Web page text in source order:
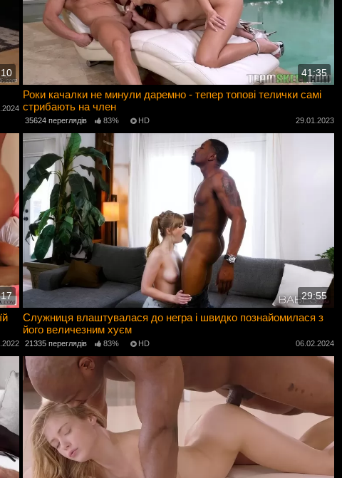
41:35
Роки качалки не минули даремно - тепер топові телички самі
стрибають на член
35624 переглядів 83% HD 29.01.2023
29:55
Служниця влаштувалася до негра і швидко познайомилася з
його величезним хуєм
21335 переглядів 83% HD 06.02.2024